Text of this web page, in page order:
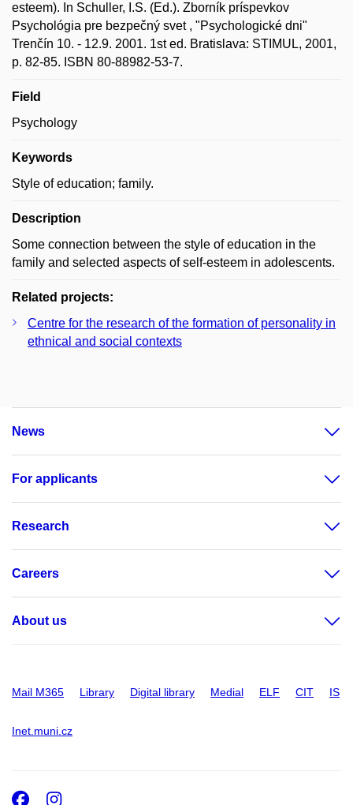
esteem). In Schuller, I.S. (Ed.). Zborník príspevkov
Psychológia pre bezpečný svet , "Psychologické dni"
Trenčín 10. - 12.9. 2001. 1st ed. Bratislava: STIMUL, 2001,
p. 82-85. ISBN 80-88982-53-7.
Field
Psychology
Keywords
Style of education; family.
Description
Some connection between the style of education in the
family and selected aspects of self-esteem in adolescents.
Related projects:
Centre for the research of the formation of personality in
ethnical and social contexts
News
For applicants
Research
Careers
About us
Mail M365 Library Digital library Medial ELF CIT IS
Inet.muni.cz
Facebook
Instagram